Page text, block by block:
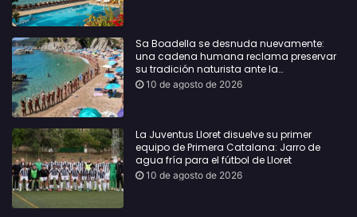
Sa Boadella se desnuda nuevamente:
una cadena humana reclama preservar
su tradición naturista ante la
masificación de la playa
10 de agosto de 2026
La Juventus Lloret disuelve su primer
equipo de Primera Catalana: Jarro de
agua fría para el fútbol de Lloret
10 de agosto de 2026